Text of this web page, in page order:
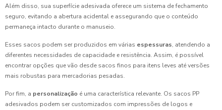
Além disso, sua superfície adesivada oferece um sistema de fechamento
seguro, evitando a abertura acidental e assegurando que o conteúdo
permaneça intacto durante o manuseio.
Esses sacos podem ser produzidos em várias espessuras, atendendo a
diferentes necessidades de capacidade e resistência. Assim, é possível
encontrar opções que vão desde sacos finos para itens leves até versões
mais robustas para mercadorias pesadas.
Por fim, a personalização é uma característica relevante. Os sacos PP
adesivados podem ser customizados com impressões de logos e